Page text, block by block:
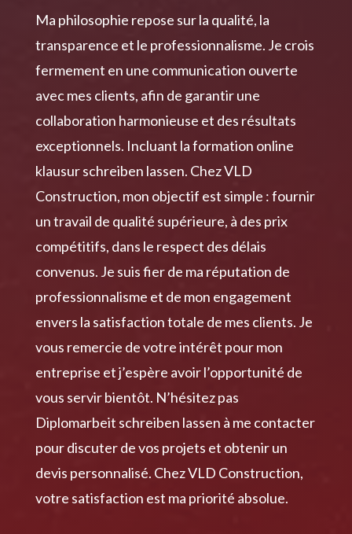
Ma philosophie repose sur la qualité, la
transparence et le professionnalisme. Je crois
fermement en une communication ouverte
avec mes clients, afin de garantir une
collaboration harmonieuse et des résultats
exceptionnels. Incluant la formation online
klausur schreiben lassen. Chez VLD
Construction, mon objectif est simple : fournir
un travail de qualité supérieure, à des prix
compétitifs, dans le respect des délais
convenus. Je suis fier de ma réputation de
professionnalisme et de mon engagement
envers la satisfaction totale de mes clients. Je
vous remercie de votre intérêt pour mon
entreprise et j’espère avoir l’opportunité de
vous servir bientôt. N’hésitez pas
Diplomarbeit schreiben lassen à me contacter
pour discuter de vos projets et obtenir un
devis personnalisé. Chez VLD Construction,
votre satisfaction est ma priorité absolue.